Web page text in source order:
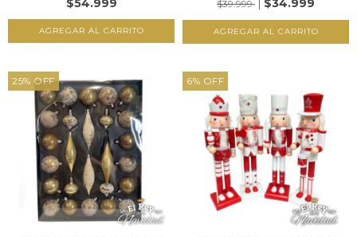
$54.999
$39.999
$34.999
25% OFF 6% OFF